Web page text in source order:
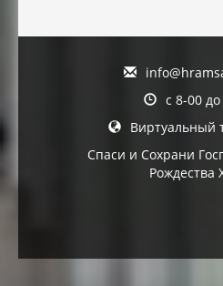
с 8-00
Виртуальный
Спаси и Сохрани
Рождества